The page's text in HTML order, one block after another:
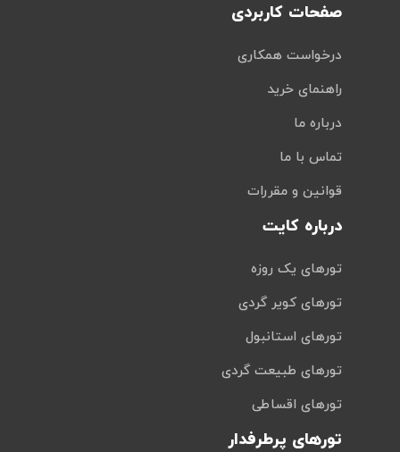
صفحات کاربردی
درخواست همکاری
راهنمای خرید
درباره ما
تماس با ما
قوانین و مقررات
درباره کایت
تورهای یک روزه
تورهای کویر گردی
تورهای استانبول
تورهای طبیعت گردی
تورهای اقساطی
تورهای پرطرفدار